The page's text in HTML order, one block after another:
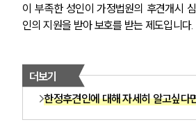
이 부족한 성인이 가정법원의 후견개시
인의 지원을 받아 보호를 받는 제도입니다.
더보기
한정후견인에 대해 자세히 알고싶다